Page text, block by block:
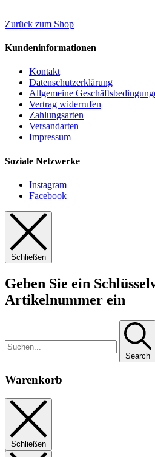
Zurück zum Shop
Kundeninformationen
Kontakt
Datenschutzerklärung
Allgemeine
Vertrag widerrufen
Zahlungsarten
Versandarten
Impressum
Soziale Netzwerke
Instagram
Facebook
Schließen
Geben Sie ein
Artikelnummer ein
Search
Warenkorb
Schließen